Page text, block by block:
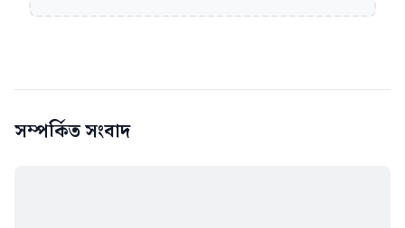
সম্পর্কিত সংবাদ